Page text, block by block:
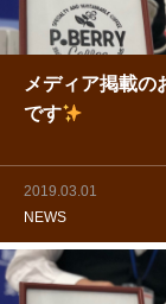
メディア掲載の
です
2019.03.01
NEWS